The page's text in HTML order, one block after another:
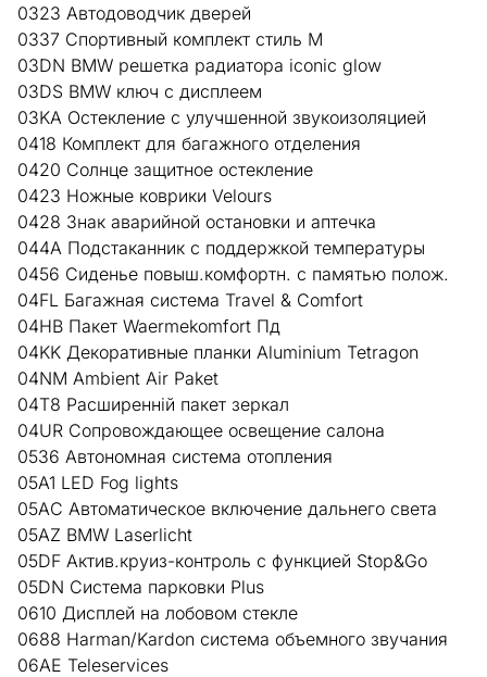
0323 Автодоводчик дверей
0337 Спортивный комплект стиль M
03DN BMW решетка радиатора iconic glow
03DS BMW ключ с дисплеем
03KA Остекление с улучшенной звукоизоляцией
0418 Комплект для багажного отделения
0420 Солнце защитное остекление
0423 Ножные коврики Velours
0428 Знак аварийной остановки и аптечка
044A Подстаканник с поддержкой температуры
0456 Сиденье повыш.комфортн. с памятью полож.
04FL Багажная система Travel & Comfort
04HB Пакет Waermekomfort Пд
04KK Декоративные планки Aluminium Tetragon
04NM Ambient Air Paket
04T8 Расширенній пакет зеркал
04UR Сопровождающее освещение салона
0536 Автономная система отопления
05A1 LED Fog lights
05AC Автоматическое включение дальнего света
05AZ BMW Laserlicht
05DF Актив.круиз-контроль с функцией Stop&Go
05DN Система парковки Plus
0610 Дисплей на лобовом стекле
0688 Harman/Kardon система объемного звучания
06AE Teleservices